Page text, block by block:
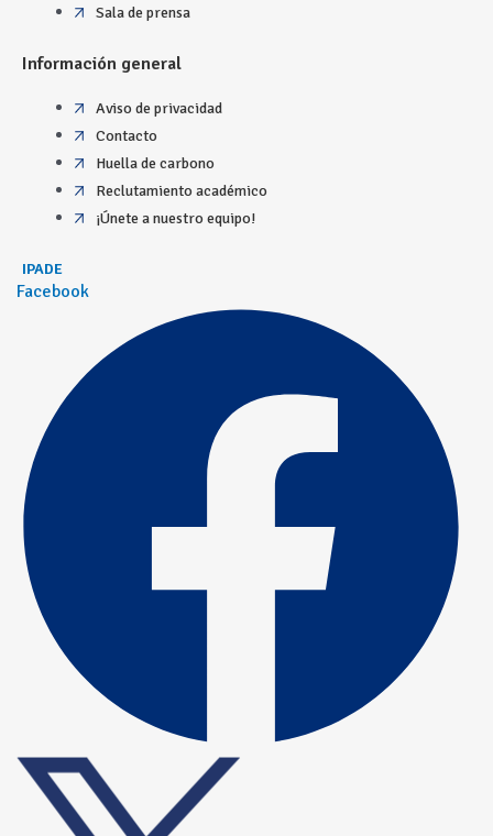
Sala de prensa
Información general
Aviso de privacidad
Contacto
Huella de carbono
Reclutamiento académico
¡Únete a nuestro equipo!
IPADE
Facebook